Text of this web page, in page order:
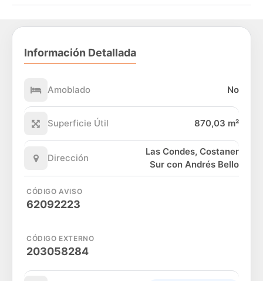
Información Detallada
Amoblado No
Superficie Útil 870,03 m²
Dirección
Las Condes, Costaner
Sur con Andrés Bello
CÓDIGO AVISO
62092223
CÓDIGO EXTERNO
203058284